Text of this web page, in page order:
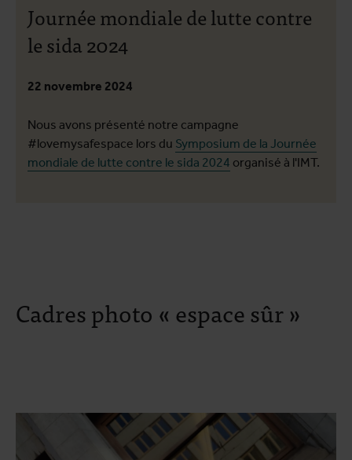
Journée mondiale de lutte contre
le sida 2024
22 novembre 2024
Nous avons présenté notre campagne
#lovemysafespace lors du Symposium de la Journée
mondiale de lutte contre le sida 2024 organisé à l'IMT.
Cadres photo « espace sûr »